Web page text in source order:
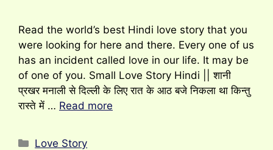
Read the world’s best Hindi love story that you
were looking for here and there. Every one of us
has an incident called love in our life. It may be
of one of you. Small Love Story Hindi || शानी
प्रखर मनाली से दिल्ली के लिए रात के आठ बजे निकला था किन्तु
रास्ते में … Read more
Categories
Love Story